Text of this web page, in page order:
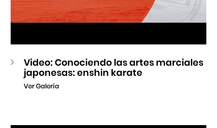
Video: Conociendo las artes marciales
japonesas: enshin karate
Ver Galería